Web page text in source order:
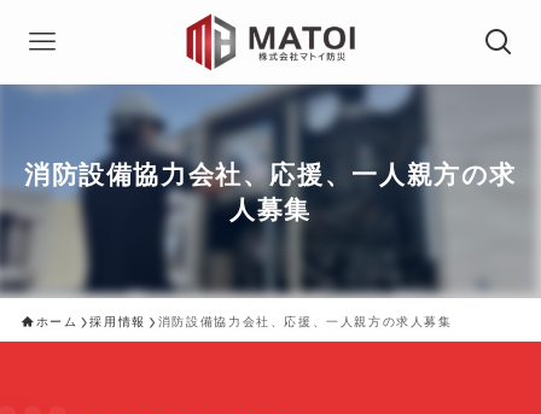
消防設備協力会社、応援、一人親方の求
人募集
ホーム 採用情報 消防設備協力会社、応援、一人親方の求人募集